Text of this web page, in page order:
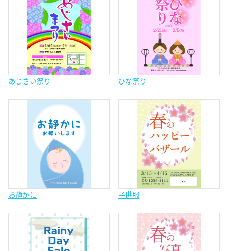
あじさい祭り ひな祭り
お静かに 子供服